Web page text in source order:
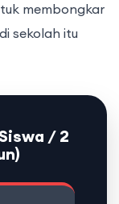
membongkar
sekolah itu
/ 2